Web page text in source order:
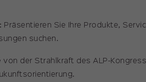
Präsentieren Sie Ihre Produkte,
suchen.
von der Strahlkraft des ALP-